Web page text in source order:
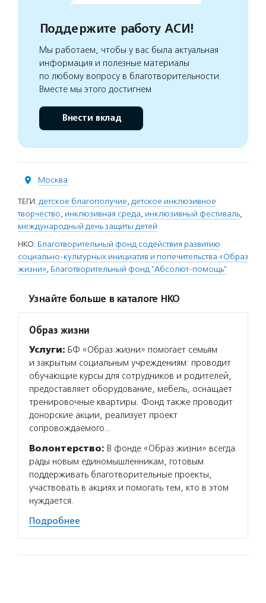
Поддержите работу АСИ!
Мы работаем, чтобы у вас была актуальная
информация и полезные материалы
по любому вопросу в благотворительности.
Вместе мы этого достигнем
Внести вклад
Москва
ТЕГИ: детское благополучие, детское инклюзивное
творчество, инклюзивная среда, инклюзивный фестиваль,
международный день защиты детей
НКО: Благотворительный фонд содействия развитию
социально-культурных инициатив и попечительства «Образ
жизни», Благотворительный фонд "Абсолют-помощь"
Узнайте больше в каталоге НКО
Образ жизни
Услуги: БФ «Образ жизни» помогает семьям
и закрытым социальным учреждениям: проводит
обучающие курсы для сотрудников и родителей,
предоставляет оборудование, мебель, оснащает
тренировочные квартиры. Фонд также проводит
донорские акции, реализует проект
сопровождаемого…
Волонтерство: В фонде «Образ жизни» всегда
рады новым единомышленникам, готовым
поддерживать благотворительные проекты,
участвовать в акциях и помогать тем, кто в этом
нуждается.
Подробнее